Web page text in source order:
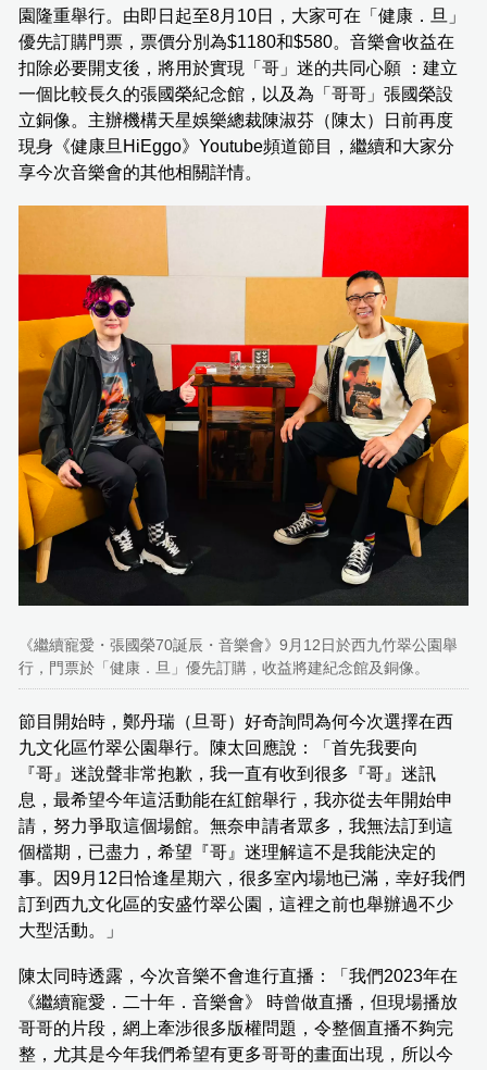
園隆重舉行。由即日起至8月10日，大家可在「健康．旦」
優先訂購門票，票價分別為$1180和$580。音樂會收益在
扣除必要開支後，將用於實現「哥」迷的共同心願 ：建立
一個比較長久的張國榮紀念館，以及為「哥哥」張國榮設
立銅像。主辦機構天星娛樂總裁陳淑芬（陳太）日前再度
現身《健康旦HiEggo》Youtube頻道節目，繼續和大家分
享今次音樂會的其他相關詳情。
《繼續寵愛・張國榮70誕辰・音樂會》9月12日於西九竹翠公園舉
行，門票於「健康．旦」優先訂購，收益將建紀念館及銅像。
節目開始時，鄭丹瑞（旦哥）好奇詢問為何今次選擇在西
九文化區竹翠公園舉行。陳太回應說：「首先我要向
『哥』迷說聲非常抱歉，我一直有收到很多『哥』迷訊
息，最希望今年這活動能在紅館舉行，我亦從去年開始申
請，努力爭取這個場館。無奈申請者眾多，我無法訂到這
個檔期，已盡力，希望『哥』迷理解這不是我能決定的
事。因9月12日恰逢星期六，很多室內場地已滿，幸好我們
訂到西九文化區的安盛竹翠公園，這裡之前也舉辦過不少
大型活動。」
陳太同時透露，今次音樂不會進行直播：「我們2023年在
《繼續寵愛．二十年．音樂會》 時曾做直播，但現場播放
哥哥的片段，網上牽涉很多版權問題，令整個直播不夠完
整，尤其是今年我們希望有更多哥哥的畫面出現，所以今